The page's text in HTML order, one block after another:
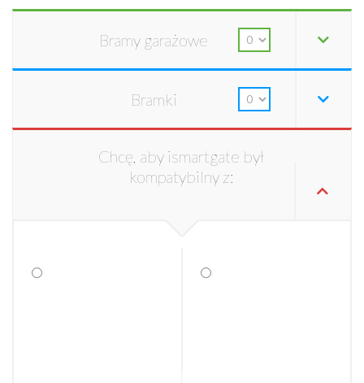
Bramy garażowe
Bramki
Chcę, aby ismartgate był
kompatybilny z: